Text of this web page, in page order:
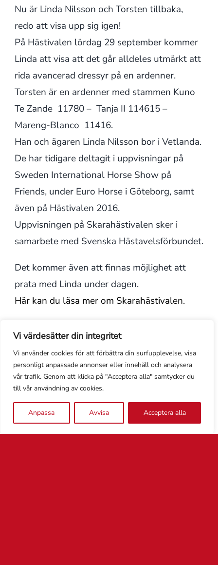
Vi värdesätter din integritet
Vi använder cookies för att förbättra din surfupplevelse, visa
personligt anpassade annonser eller innehåll och analysera
vår trafik. Genom att klicka på "Acceptera alla" samtycker du
till vår användning av cookies.
Anpassa Avvisa Acceptera alla
Nu är Linda Nilsson och Torsten tillbaka,
redo att visa upp sig igen!
På Hästivalen lördag 29 september kommer
Linda att visa att det går alldeles utmärkt att
rida avancerad dressyr på en ardenner.
Torsten är en ardenner med stammen Kuno
Te Zande 11780 – Tanja II 114615 –
Mareng-Blanco 11416.
Han och ägaren Linda Nilsson bor i Vetlanda.
De har tidigare deltagit i uppvisningar på
Sweden International Horse Show på
Friends, under Euro Horse i Göteborg, samt
även på Hästivalen 2016.
Uppvisningen på Skarahästivalen sker i
samarbete med Svenska Hästavelsförbundet.
Det kommer även att finnas möjlighet att
prata med Linda under dagen.
Här kan du läsa mer om Skarahästivalen.
Vid EM-invigningen i Göteborg i fjol fick
Linda Nilsson gestalta Ronja Rövardotter
tillsammans med Torsten. Foto: Therese
Hübner.
Linda Nilsson och Torsten visade upp sig på